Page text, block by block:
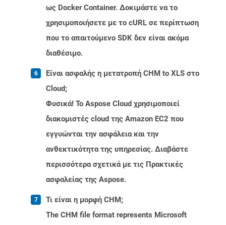
ως Docker Container. Δοκιμάστε να το
χρησιμοποιήσετε με το cURL σε περίπτωση
που το απαιτούμενο SDK δεν είναι ακόμα
διαθέσιμο.
Είναι ασφαλής η μετατροπή CHM to XLS στο
Cloud;
Φυσικά! Το Aspose Cloud χρησιμοποιεί
διακομιστές cloud της Amazon EC2 που
εγγυώνται την ασφάλεια και την
ανθεκτικότητα της υπηρεσίας. Διαβάστε
περισσότερα σχετικά με τις Πρακτικές
ασφαλείας της Aspose.
Τι είναι η μορφή CHM;
The CHM file format represents Microsoft